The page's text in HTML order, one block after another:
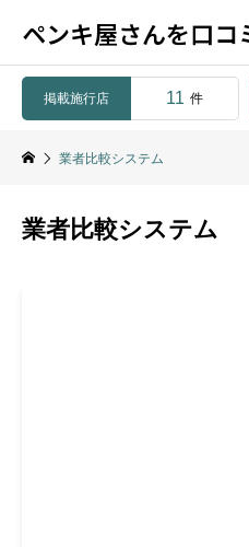
ペンキ屋さんを口コ
掲載施行店 11 件
業者比較システム
業者比較システム